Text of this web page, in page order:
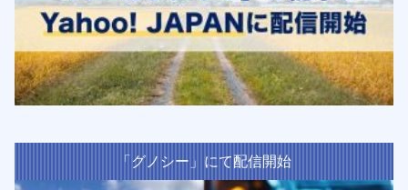
「グノシー」にて配信開始